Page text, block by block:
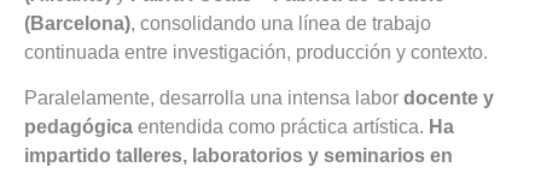
(Barcelona), consolidando una línea de trabajo
continuada entre investigación, producción y contexto.
Paralelamente, desarrolla una intensa labor docente y
pedagógica entendida como práctica artística. Ha
impartido talleres, laboratorios y seminarios en